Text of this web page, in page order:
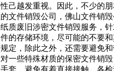
己越发重视。因此，不少的
文件销毁公司，佛山文件销
质废旧涉密文件销毁服务，
的存储环境，尽可能的不要
定，除此之外，还需要避免
一些特殊材质的保密文件销
套，避免有着直接接触。各